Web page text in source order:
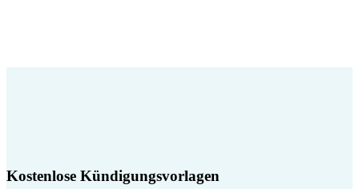
Kostenlose Kündigungsvorlagen